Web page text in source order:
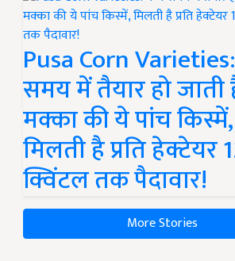
Pusa Corn
समय में तैयार हो जाती
मक्का की ये पांच किस्में,
मिलती है प्रति हेक्टेयर
क्विंटल तक पैदावार!
More Stories